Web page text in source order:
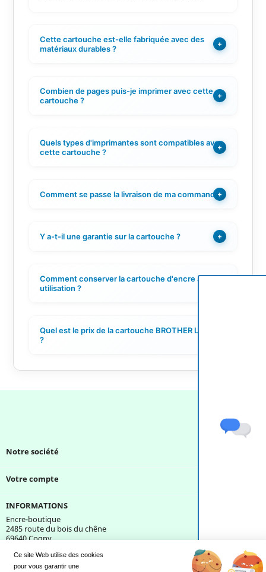
Ce site Web utilise des cookies
pour vous garantir une
Cette cartouche est-elle fabriquée avec des
matériaux durables ?
+
Combien de pages puis-je imprimer avec cette
cartouche ?
+
Quels types d'imprimantes sont compatibles avec
cette cartouche ?
+
Comment se passe la livraison de ma commande ?
+
Y a-t-il une garantie sur la cartouche ? +
Comment conserver la cartouche d'encre avant
utilisation ?
Quel est le prix de la cartouche BROTHER LC12E M
?
Notre société
Votre compte
INFORMATIONS
Encre-boutique
2485 route du bois du chêne
69640 Cogny